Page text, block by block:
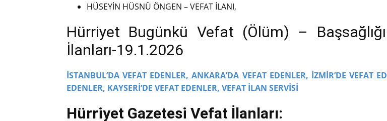
HÜSEYİN HÜSNÜ ÖNGEN – VEFAT İLANI,
Hürriyet Bugünkü Vefat (Ölüm) –
İlanları-19.1.2026
İSTANBUL’DA VEFAT EDENLER, ANKARA’DA VEFAT EDENLER, İZMİR’DE VEFAT
EDENLER, KAYSERİ’DE VEFAT EDENLER, VEFAT İLAN SERVİSİ
Hürriyet Gazetesi Vefat İlanları: